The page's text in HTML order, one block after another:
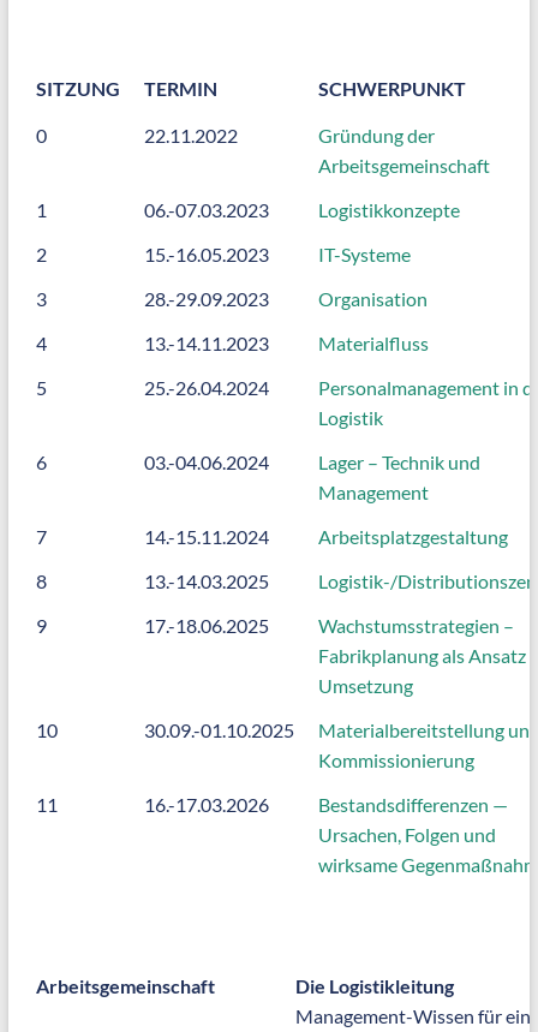
SITZUNG TERMIN SCHWERPUNKT
0 22.11.2022
Gründung der
Arbeitsgemeinschaft
1
06.-07.03.2023
Logistikkonzepte
2
15.-16.05.2023
IT-Systeme
3
28.-29.09.2023
Organisation
4
13.-14.11.2023
Materialfluss
5
25.-26.04.2024
Personalmanagement in
Logistik
6
03.-04.06.2024
Lager – Technik und
Management
7
14.-15.11.2024
Arbeitsplatzgestaltung
8
13.-14.03.2025
Logistik-/
9
17.-18.06.2025
Wachstumsstrategien –
Fabrikplanung als Ansatz
Umsetzung
10
30.09.-01.10.2025
Materialbereitstellung
Kommissionierung
11
16.-17.03.2026
Bestandsdifferenzen —
Ursachen, Folgen und
wirksame
Arbeitsgemeinschaft
Die Logistikleitung
Management-Wissen für